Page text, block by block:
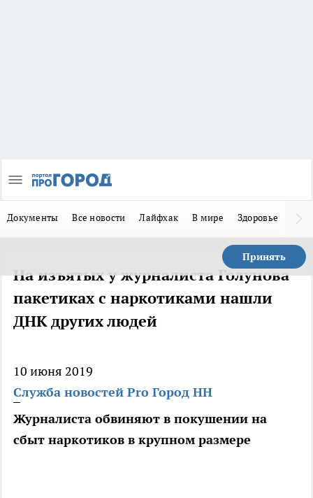
Документы Все новости Лайфхак В мире Здоровье
Принять
На изъятых у журналиста Голунова
пакетиках с наркотиками нашли
ДНК других людей
10 июня 2019
Служба новостей Pro Город НН
Журналиста обвиняют в покушении на
сбыт наркотиков в крупном размере